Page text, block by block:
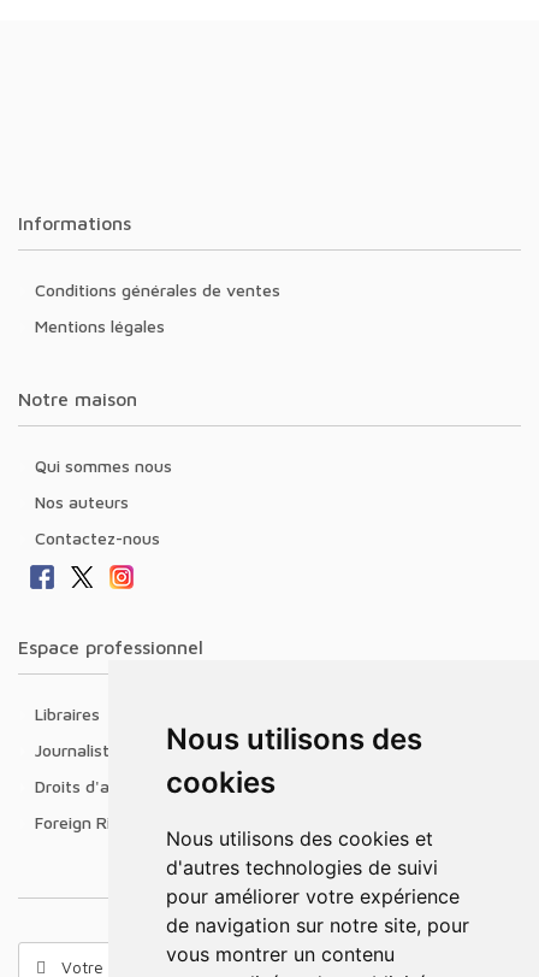
Nous utilisons des
cookies
Nous utilisons des cookies et
d'autres technologies de suivi
pour améliorer votre expérience
de navigation sur notre site, pour
vous montrer un contenu
Informations
Conditions générales de ventes
Mentions légales
Notre maison
Qui sommes nous
Nos auteurs
Contactez-nous
Espace professionnel
Libraires
Journalistes
Droits d'auteur
Foreign Rights